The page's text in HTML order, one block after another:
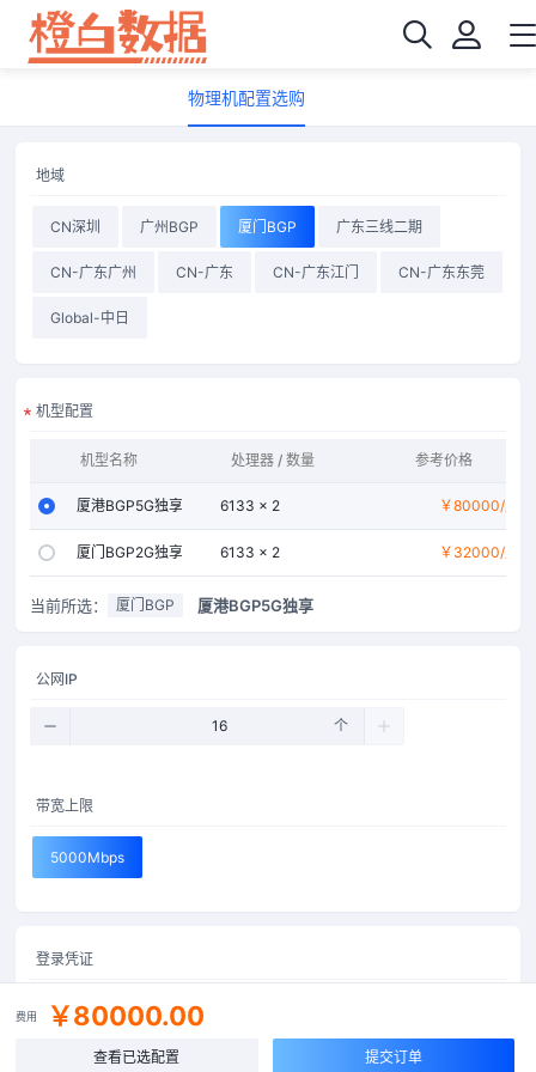
物理机配置选购
地域
CN深圳 广州BGP 厦门BGP 广东三线二期
CN-广东广州 CN-广东 CN-广东江门 CN-广东东莞
Global-中日
机型配置
机型名称 处理器 / 数量 内存
参考价格
厦港BGP5G独享 6133 × 2 56GB
￥80000/月
厦门BGP2G独享 6133 × 2 56GB
￥32000/月
当前所选： 厦门BGP 厦港BGP5G独享
公网IP
个
带宽上限
5000Mbps
登录凭证
自动创建 自定义密码
费用 ￥80000.00
查看已选配置 提交订单